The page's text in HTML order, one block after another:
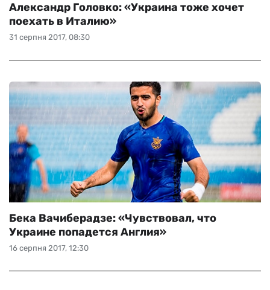
31 серпня 2017, 08:30
Александр Головко: «Украина тоже хочет
поехать в Италию»
16 серпня 2017, 12:30
Бека Вачиберадзе: «Чувствовал, что
Украине попадется Англия»